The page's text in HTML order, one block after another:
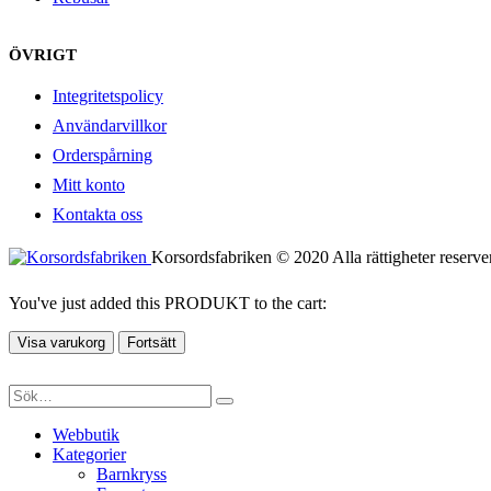
ÖVRIGT
Integritetspolicy
Användarvillkor
Orderspårning
Mitt konto
Kontakta oss
Korsordsfabriken © 2020 Alla rättigheter
You've just added this PRODUKT to the cart:
Visa varukorg Fortsätt
Webbutik
Kategorier
Barnkryss